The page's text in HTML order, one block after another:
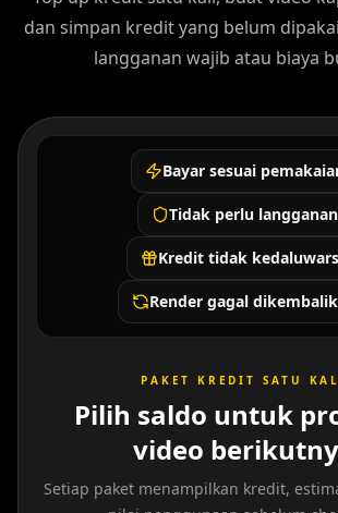
dan simpan kredit yang belum
langganan wajib atau biaya
Bayar sesuai
Tidak perlu langganan
Kredit tidak
Render gagal
PAKET KREDIT SATU
Pilih saldo untuk
video
Setiap paket menampilkan kredit,